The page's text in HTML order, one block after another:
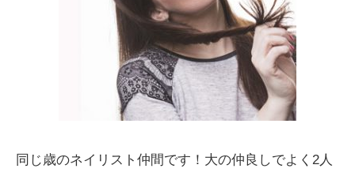
同じ歳のネイリスト仲間です！大の仲良しでよく2人